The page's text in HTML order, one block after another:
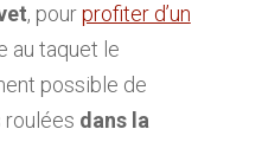
, pourprofiter d’un
au taquet le
possible de
roulées dans la